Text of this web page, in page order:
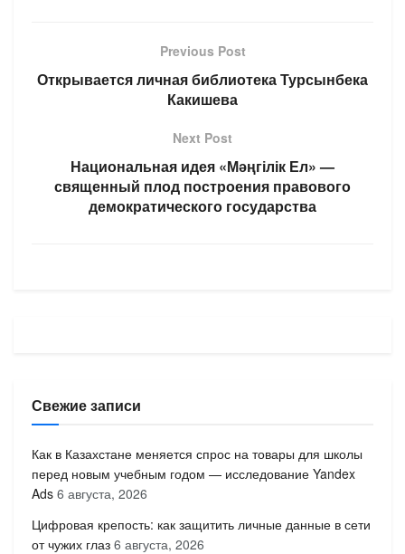
Previous Post
Открывается личная библиотека Турсынбека
Какишева
Next Post
Национальная идея «Мәңгілік Ел» —
священный плод построения правового
демократического государства
Свежие записи
Как в Казахстане меняется спрос на товары для школы
перед новым учебным годом — исследование Yandex
Ads 6 августа, 2026
Цифровая крепость: как защитить личные данные в сети
от чужих глаз 6 августа, 2026